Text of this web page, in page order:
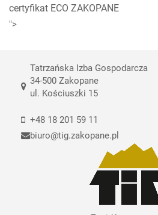
certyfikat ECO ZAKOPANE
">
Tatrzańska Izba Gospodarcza
34-500 Zakopane
ul. Kościuszki 15
+48 18 201 59 11
biuro@tig.zakopane.pl